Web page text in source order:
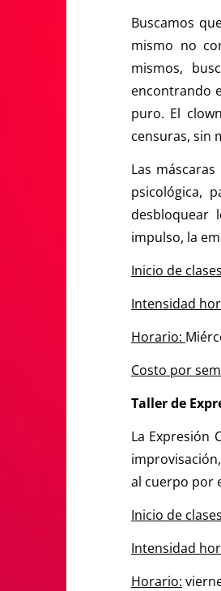
Buscamos
mismo no
mismos,
encontrando
puro. El
censuras, sin
Las
psicológica,
impulso, la
Inicio de
Intensidad
Horario:
Costo por
Taller de
La Expresión
al cuerpo por
Inicio de
Intensidad
Horario: